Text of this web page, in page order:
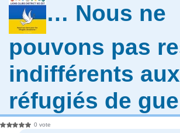
… Nous ne
pouvons pas
indifférents aux
réfugiés de
0 vote